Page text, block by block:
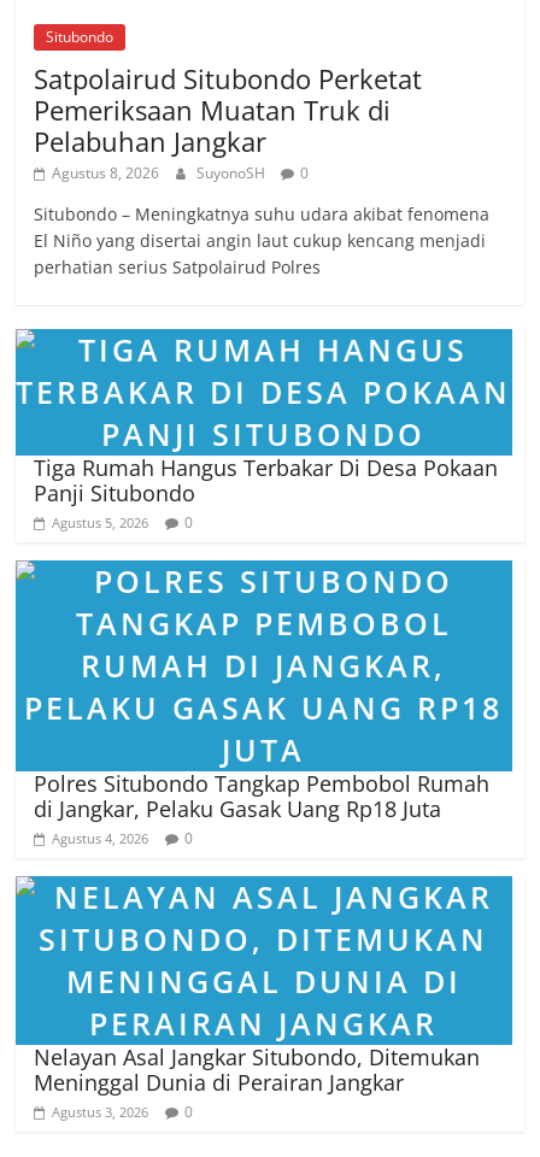
Situbondo
Satpolairud Situbondo Perketat
Pemeriksaan Muatan Truk di
Pelabuhan Jangkar
Agustus 8, 2026 SuyonoSH 0
Situbondo – Meningkatnya suhu udara akibat fenomena
El Niño yang disertai angin laut cukup kencang menjadi
perhatian serius Satpolairud Polres
Tiga Rumah Hangus Terbakar Di Desa Pokaan
Panji Situbondo
Agustus 5, 2026 0
Polres Situbondo Tangkap Pembobol Rumah
di Jangkar, Pelaku Gasak Uang Rp18 Juta
Agustus 4, 2026 0
Nelayan Asal Jangkar Situbondo, Ditemukan
Meninggal Dunia di Perairan Jangkar
Agustus 3, 2026 0